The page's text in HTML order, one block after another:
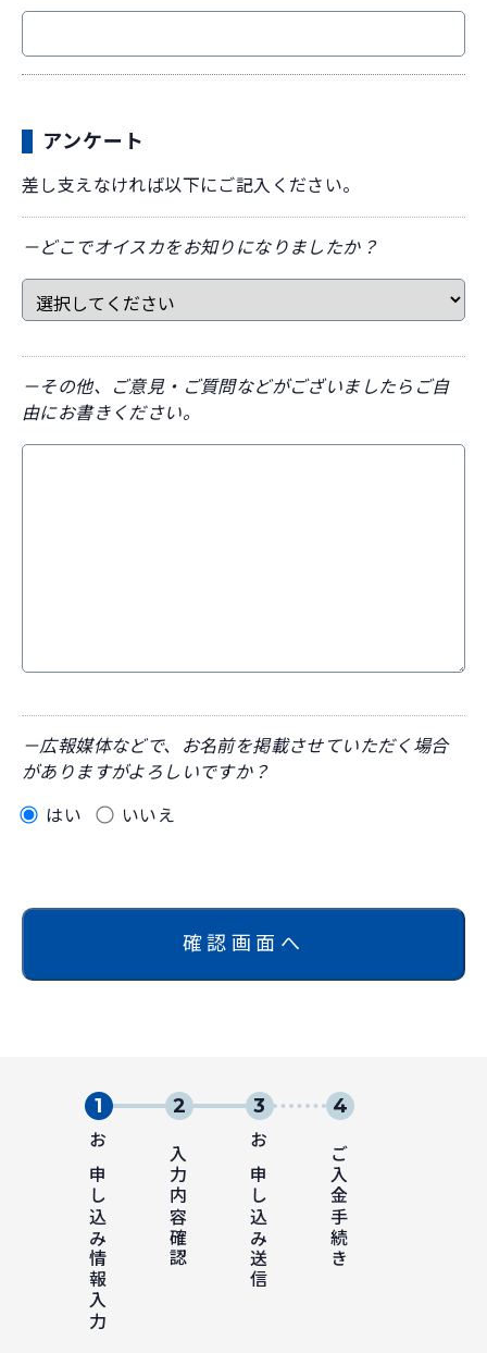
アンケート
差し支えなければ以下にご記入ください。
－どこでオイスカをお知りになりましたか？
－その他、ご意見・ご質問などがございましたらご自
由にお書きください。
－広報媒体などで、お名前を掲載させていただく場合
がありますがよろしいですか？
はい いいえ
確認画面へ
お申し込み情報入力 入力内容確認 お申し込み送信 ご入金手続き